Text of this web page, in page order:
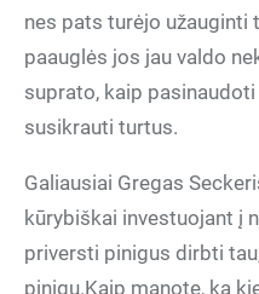
nes pats turėjo užauginti
paauglės jos jau valdo
suprato, kaip
susikrauti turtus.
Galiausiai Gregas
kūrybiškai investuojant į
priversti pinigus dirbti
pinigų.Kaip manote, ką